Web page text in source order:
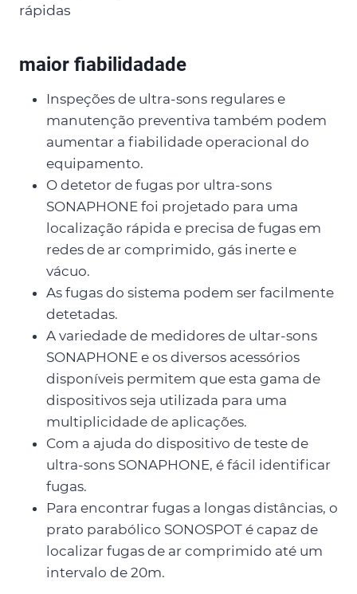
rápidas
maior fiabilidadade
Inspeções de ultra-sons regulares e
manutenção preventiva também podem
aumentar a fiabilidade operacional do
equipamento.
O detetor de fugas por ultra-sons
SONAPHONE foi projetado para uma
localização rápida e precisa de fugas em
redes de ar comprimido, gás inerte e
vácuo.
As fugas do sistema podem ser facilmente
detetadas.
A variedade de medidores de ultar-sons
SONAPHONE e os diversos acessórios
disponíveis permitem que esta gama de
dispositivos seja utilizada para uma
multiplicidade de aplicações.
Com a ajuda do dispositivo de teste de
ultra-sons SONAPHONE, é fácil identificar
fugas.
Para encontrar fugas a longas distâncias, o
prato parabólico SONOSPOT é capaz de
localizar fugas de ar comprimido até um
intervalo de 20m.